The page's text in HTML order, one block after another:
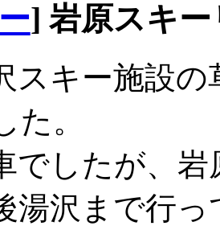
] 岩原スキ
スキー施設
た。
でしたが、
湯沢まで行っ